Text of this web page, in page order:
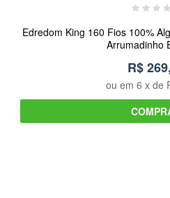
Edredom King 160 Fios 100%
Arrumadinho
R$
ou em 6 x de